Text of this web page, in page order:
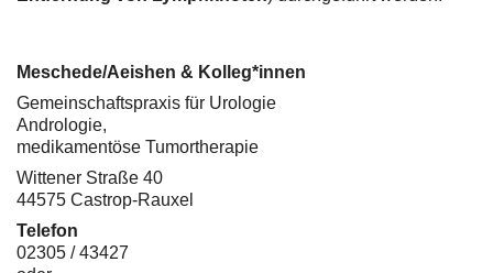
Meschede/Aeishen & Kolleg*innen
Gemeinschaftspraxis für Urologie
Andrologie,
medikamentöse Tumortherapie
Wittener Straße 40
44575 Castrop-Rauxel
Telefon
02305 / 43427